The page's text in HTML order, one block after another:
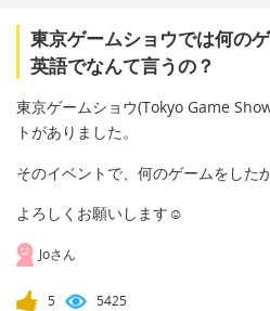
東京ゲームショウでは何の
英語でなんて言うの？
東京ゲームショウ(Tokyo Game
トがありました。
そのイベントで、何のゲームをした
よろしくお願いします☺️
Joさん
5 5425